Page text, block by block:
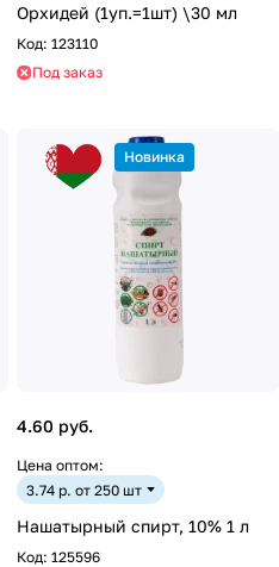
Орхидей (1уп.=1шт) \30 мл
Код: 123110
Под заказ
Новинка
4.60 руб.
Цена оптом:
3.74 р. от 250 шт
Нашатырный спирт, 10% 1 л
Код: 125596